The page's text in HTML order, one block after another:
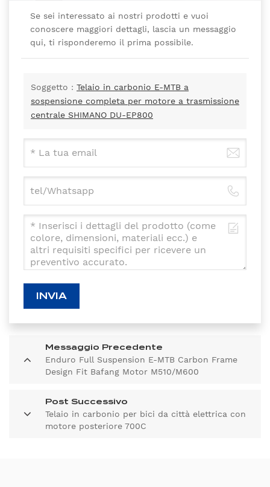
Se sei interessato ai nostri prodotti e vuoi
conoscere maggiori dettagli, lascia un messaggio
qui, ti risponderemo il prima possibile.
Soggetto : Telaio in carbonio E-MTB a
sospensione completa per motore a trasmissione
centrale SHIMANO DU-EP800
INVIA
Messaggio Precedente
Enduro Full Suspension E-MTB Carbon Frame
Design Fit Bafang Motor M510/M600
Post Successivo
Telaio in carbonio per bici da città elettrica con
motore posteriore 700C